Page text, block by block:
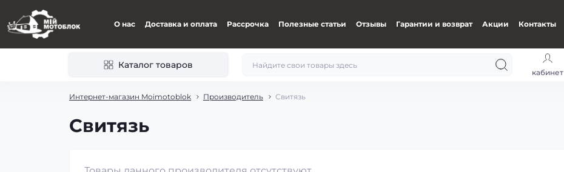
О нас Доставка и оплата Рассрочка Полезные статьи Отзывы Гарантии и возврат Акции Контакты
Каталог товаров
кабинет
Интернет-магазин Moimotoblok Производитель Свитязь
Свитязь